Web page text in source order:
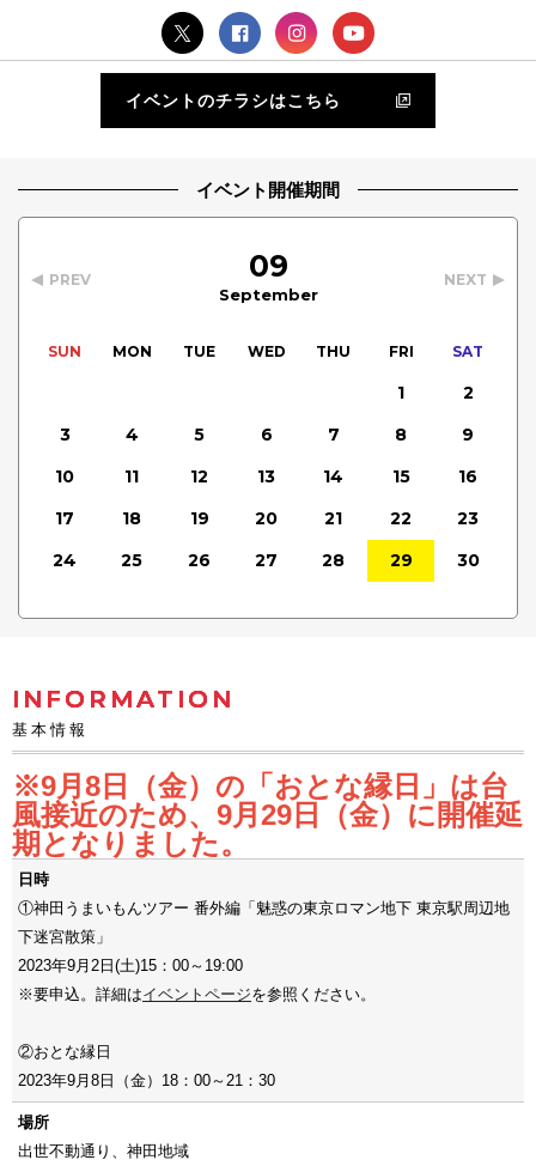
イベントのチラシはこちら
イベント開催期間
PREV 09
September
NEXT
SUN MON TUE WED THU FRI SAT
1
2
3
4 5 6 7 8
9
10
11 12 13 14 15
16
17
18 19 20 21 22
23
24
25 26 27 28 29 30
INFORMATION
基本情報
※9月8日（金）の「おとな縁日」は台
風接近のため、9月29日（金）に開催延
期となりました。
日時
①神田うまいもんツアー 番外編「魅惑の東京ロマン地下 東京駅周辺地
下迷宮散策」
2023年9月2日(土)15：00～19:00
※要申込。詳細はイベントページを参照ください。
②おとな縁日
2023年9月8日（金）18：00～21：30
場所
出世不動通り、神田地域